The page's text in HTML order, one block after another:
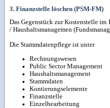
3. Finanzstelle löschen (PSM-FM)
Das Gegenstück zur Kostenstelle
/ Haushaltsmanagemen
Die Stammdatenpflege ist unter
Rechnungswesen
Public Sector Management
Haushaltsmanagement
Stammdaten
Kontierungselemente
Finanzstelle
Einzelbearbeitung